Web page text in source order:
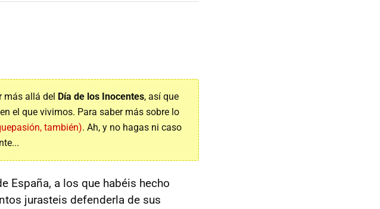
más allá del Día de los Inocentes, así que
el que vivimos. Para saber más sobre lo
también). Ah, y no hagas ni caso
España, a los que habéis hecho
jurasteis defenderla de sus